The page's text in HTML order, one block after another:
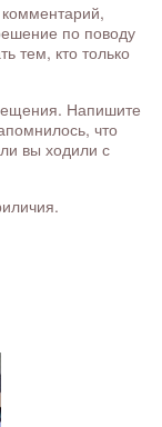
по поводу
тем, кто только
Напишите
что
вы ходили с